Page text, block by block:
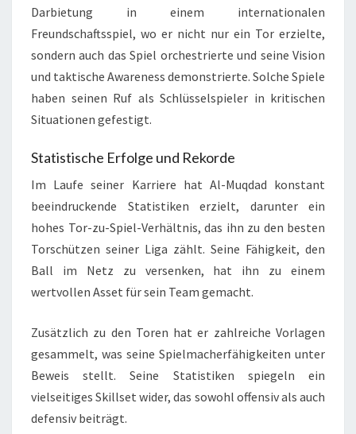
Darbietung in einem internationalen
Freundschaftsspiel, wo er nicht nur ein Tor erzielte,
sondern auch das Spiel orchestrierte und seine Vision
und taktische Awareness demonstrierte. Solche Spiele
haben seinen Ruf als Schlüsselspieler in kritischen
Situationen gefestigt.
Statistische Erfolge und Rekorde
Im Laufe seiner Karriere hat Al-Muqdad konstant
beeindruckende Statistiken erzielt, darunter ein
hohes Tor-zu-Spiel-Verhältnis, das ihn zu den besten
Torschützen seiner Liga zählt. Seine Fähigkeit, den
Ball im Netz zu versenken, hat ihn zu einem
wertvollen Asset für sein Team gemacht.
Zusätzlich zu den Toren hat er zahlreiche Vorlagen
gesammelt, was seine Spielmacherfähigkeiten unter
Beweis stellt. Seine Statistiken spiegeln ein
vielseitiges Skillset wider, das sowohl offensiv als auch
defensiv beiträgt.